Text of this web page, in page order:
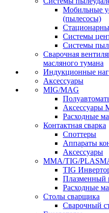
Мобильные
(пылесосы)
Системы
Системы
Сварочная
масляного тумана
Индукционные
Аксессуары
MIG/MAG
Аксессуары
Расходные
Контактная сварка
Споттеры
Аппараты
Аксессуары
MMA/TIG/
TIG
Плазменный
Расходные
Столы сварщика
Сварочный